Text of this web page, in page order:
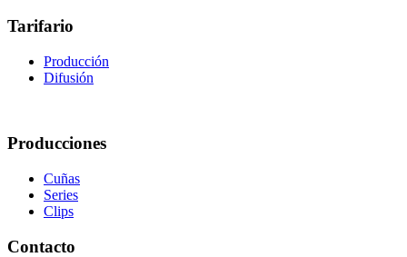
Tarifario
Producción
Difusión
Producciones
Cuñas
Series
Clips
Contacto